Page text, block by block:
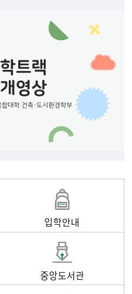
입학안내
중앙도서관